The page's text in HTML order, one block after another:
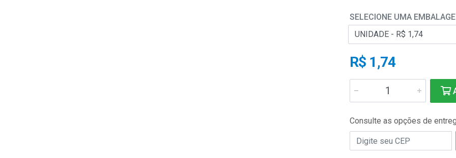
SELECIONE UMA
R$ 1,74
Consulte as opções de